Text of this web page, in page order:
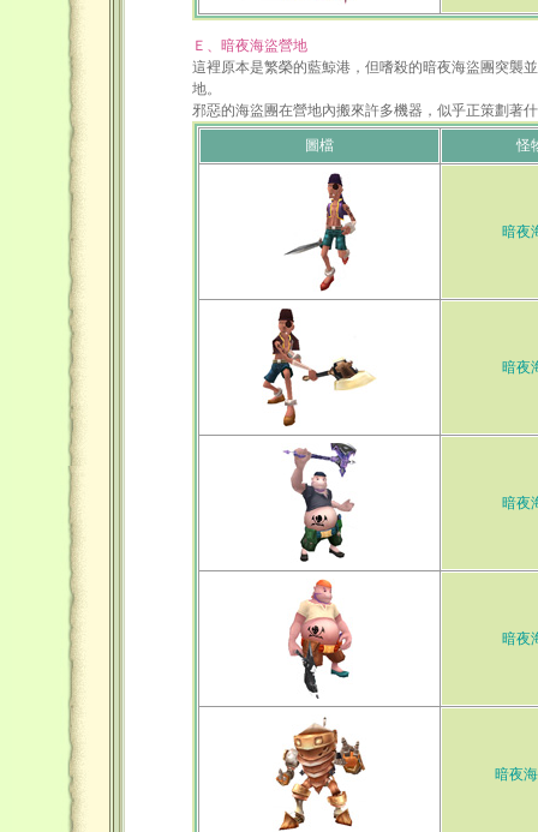
Ｅ、暗夜海盜營地
這裡原本是繁榮的藍鯨港，但嗜殺的暗夜海盜團突襲
地。
邪惡的海盜團在營地內搬來許多機器，似乎正策劃著
圖檔 怪
暗夜
暗夜
暗夜
暗夜
暗夜